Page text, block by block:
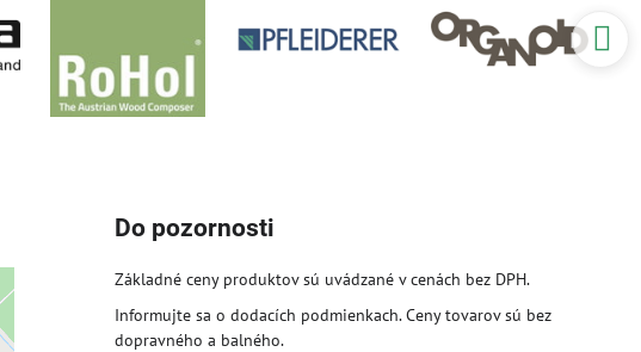
Do pozornosti
Základné ceny produktov sú uvádzané v cenách bez DPH.
Informujte sa o dodacích podmienkach. Ceny tovarov sú bez
dopravného a balného.